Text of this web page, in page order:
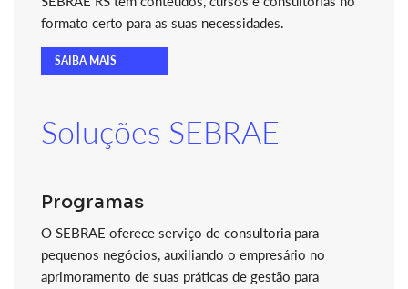
formato certo para as suas necessidades.
SAIBA MAIS
Soluções SEBRAE
Programas
O SEBRAE oferece serviço de consultoria para
pequenos negócios, auxiliando o empresário no
aprimoramento de suas práticas de gestão para